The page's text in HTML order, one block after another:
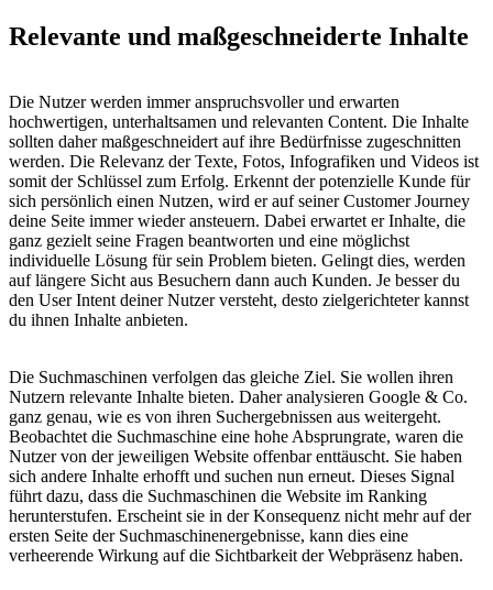
Relevante und maßgeschneiderte Inhalte
Die Nutzer werden immer anspruchsvoller und erwarten
hochwertigen, unterhaltsamen und relevanten Content. Die Inhalte
sollten daher maßgeschneidert auf ihre Bedürfnisse zugeschnitten
werden. Die Relevanz der Texte, Fotos, Infografiken und Videos ist
somit der Schlüssel zum Erfolg. Erkennt der potenzielle Kunde für
sich persönlich einen Nutzen, wird er auf seiner Customer Journey
deine Seite immer wieder ansteuern. Dabei erwartet er Inhalte, die
ganz gezielt seine Fragen beantworten und eine möglichst
individuelle Lösung für sein Problem bieten. Gelingt dies, werden
auf längere Sicht aus Besuchern dann auch Kunden. Je besser du
den User Intent deiner Nutzer versteht, desto zielgerichteter kannst
du ihnen Inhalte anbieten.
Die Suchmaschinen verfolgen das gleiche Ziel. Sie wollen ihren
Nutzern relevante Inhalte bieten. Daher analysieren Google & Co.
ganz genau, wie es von ihren Suchergebnissen aus weitergeht.
Beobachtet die Suchmaschine eine hohe Absprungrate, waren die
Nutzer von der jeweiligen Website offenbar enttäuscht. Sie haben
sich andere Inhalte erhofft und suchen nun erneut. Dieses Signal
führt dazu, dass die Suchmaschinen die Website im Ranking
herunterstufen. Erscheint sie in der Konsequenz nicht mehr auf der
ersten Seite der Suchmaschinenergebnisse, kann dies eine
verheerende Wirkung auf die Sichtbarkeit der Webpräsenz haben.